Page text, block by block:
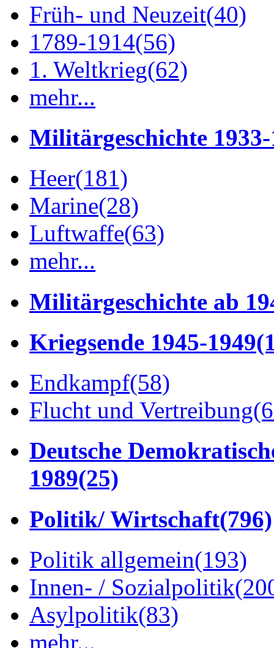
Früh- und Neuzeit(40)
1789-1914(56)
1. Weltkrieg(62)
mehr...
Militärgeschichte 1933-
Heer(181)
Marine(28)
Luftwaffe(63)
mehr...
Militärgeschichte ab
Kriegsende 1945-1949
Endkampf(58)
Flucht und Vertreibung
Deutsche
1989(25)
Politik/ Wirtschaft(796)
Politik allgemein(193)
Innen- / Sozialpolitik
Asylpolitik(83)
mehr...